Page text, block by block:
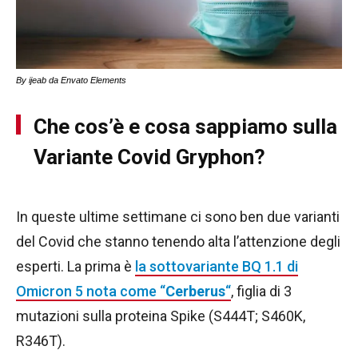
By ijeab da Envato Elements
Che cos’è e cosa sappiamo sulla
Variante Covid Gryphon?
In queste ultime settimane ci sono ben due varianti
del Covid che stanno tenendo alta l’attenzione degli
esperti. La prima è la sottovariante BQ 1.1 di
Omicron 5 nota come “Cerberus“, figlia di 3
mutazioni sulla proteina Spike (S444T; S460K,
R346T).